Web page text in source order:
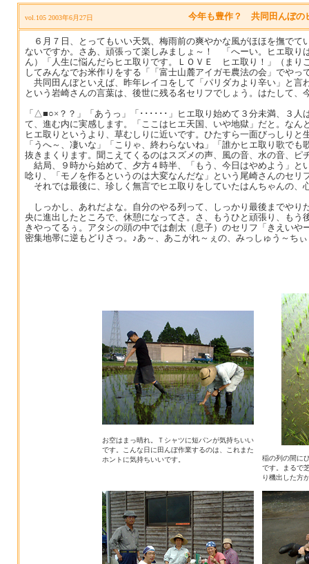
vol.105 2003年6月27日 今年も豊作？ 共同田んぼの
６月７日、とってもいい天気、梅雨前の爽やかな風がほほを撫でて
ないですか。さあ、頑張って楽しみましょ～！ 「へーい。ヒエ取り
ん）「人生に悩んだらヒエ取りです。ＬＯＶＥ ヒエ取り！」（まり
してみんなでお米作りをする「「富士山麓アイガモ農法の会」でやっ
共同田んぼといえば、昨年レイコをして「パリダカより辛い」と言
という岩崎さんの言葉は、後世に残る名セリフでしょう。はたして、
「△■○×？？」「あうっ」「･･････」ヒエ取り始めて３分未満、３
て、進む内に実感します。「ここはヒエ天国、いや地獄」だと。な
ヒエ取りというより、草むしりに近いです。ひたすら一面びっしりと
「うへ～、凄いな」「こりゃ、終わらないね」「誰かヒエ取り歌で
抜きまくります。聞こえてくるのはスズメの声、風の音、水の音、ピ
結局、９時から始めて、夕方４時半、「もう、今日はやめよう」と
唸り、「モノを作るというのは大変なんだな」という尾崎さんのセリ
それでは最後に、珍しく無言でヒエ取りをしていたはんちゃんの、
しっかし、あれだよな。自分のやる列って、しっかり最後までやり
央に進出したところで、休憩になってさ。さ、もうひと頑張り、も
きやってるぅ。アタシの頭の中では創太（息子）のセリフ「きえい
密集地帯に逆もどりさっ。♪あ～、あこがれ～ぇの、みっしゅう～ち
お空はまっ晴れ。Ｔシャツに短パンが気持ちいい
です。こんな日に田んぼ作業するのは、これまた
ホントに気持ちいいです。
稲の列の間に
です。まるで
り機出した方